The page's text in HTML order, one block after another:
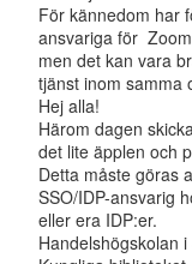
För kännedom har
ansvariga för
men det kan vara
tjänst inom samma
Hej alla!
Härom dagen
det lite äpplen och
Detta måste göras
SSO/IDP-ansvarig
eller era IDP:er.
Handelshögskolan